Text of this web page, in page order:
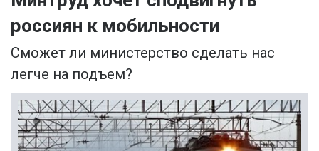
россиян к мобильности
Сможет ли министерство сделать нас
легче на подъем?